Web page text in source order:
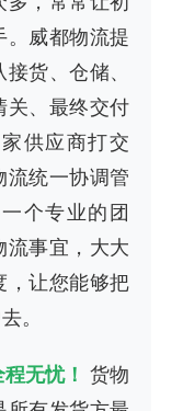
。威都物流提
货、仓储、
关、最终交付
供应商打交
流统一协调管
个专业的团
流事宜，大大
，让您能够把
。
无忧！ 货物